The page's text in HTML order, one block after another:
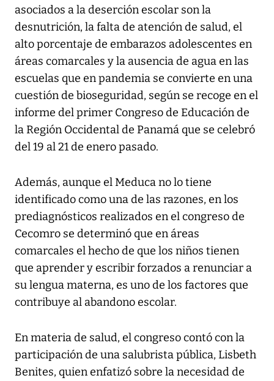
asociados a la deserción escolar son la
desnutrición, la falta de atención de salud, el
alto porcentaje de embarazos adolescentes en
áreas comarcales y la ausencia de agua en las
escuelas que en pandemia se convierte en una
cuestión de bioseguridad, según se recoge en el
informe del primer Congreso de Educación de
la Región Occidental de Panamá que se celebró
del 19 al 21 de enero pasado.
Además, aunque el Meduca no lo tiene
identificado como una de las razones, en los
prediagnósticos realizados en el congreso de
Cecomro se determinó que en áreas
comarcales el hecho de que los niños tienen
que aprender y escribir forzados a renunciar a
su lengua materna, es uno de los factores que
contribuye al abandono escolar.
En materia de salud, el congreso contó con la
participación de una salubrista pública, Lisbeth
Benites, quien enfatizó sobre la necesidad de